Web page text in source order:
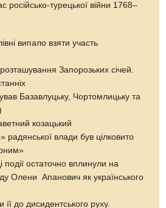
російсько-турецької війни 1768–
випало взяти участь
Запорозьких січей.
Базавлуцьку, Чортомлицьку та
козацький
радянської влади був цілковито
остаточно вплинули на
Олени Апанович як українського
до дисидентського руху.